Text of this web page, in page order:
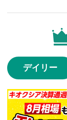
再生/一
動画を再生
10秒戻
10秒、動画を
シーク
再生位置を示
するとその位
6
画質/再
デイリー